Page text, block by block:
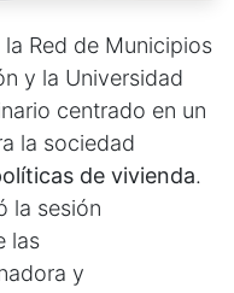
la Red de Municipios
y la Universidad
centrado en un
la sociedad
de vivienda.
la sesión
las
y